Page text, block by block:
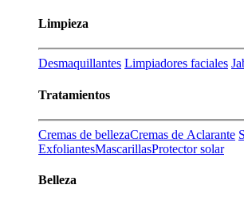
Limpieza
Desmaquillantes Limpiadores faciales
Tratamientos
Cremas de bellezaCremas de Aclarante
ExfoliantesMascarillasProtector solar
Belleza